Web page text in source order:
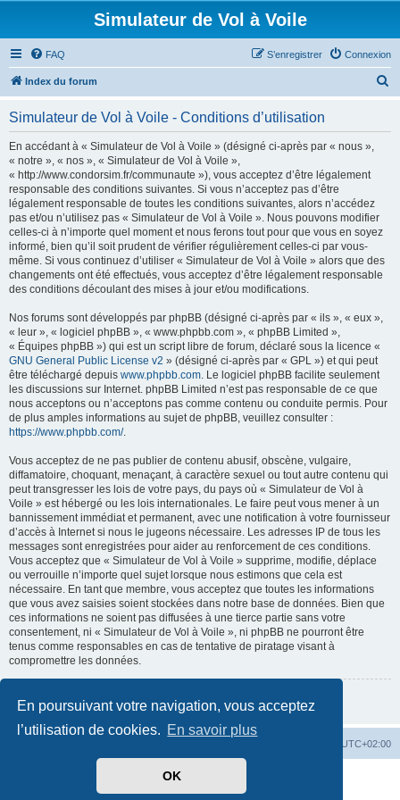
En poursuivant votre navigation, vous acceptez
l’utilisation de cookies. En savoir plus
OK
Simulateur de Vol à Voile
FAQ Connexion
S’enregistrer
Index du forum
Simulateur de Vol à Voile - Conditions d’utilisation
En accédant à « Simulateur de Vol à Voile » (désigné ci-après par « nous »,
« notre », « nos », « Simulateur de Vol à Voile »,
« http://www.condorsim.fr/communaute »), vous acceptez d’être légalement
responsable des conditions suivantes. Si vous n’acceptez pas d’être
légalement responsable de toutes les conditions suivantes, alors n’accédez
pas et/ou n’utilisez pas « Simulateur de Vol à Voile ». Nous pouvons modifier
celles-ci à n’importe quel moment et nous ferons tout pour que vous en soyez
informé, bien qu’il soit prudent de vérifier régulièrement celles-ci par vous-
même. Si vous continuez d’utiliser « Simulateur de Vol à Voile » alors que des
changements ont été effectués, vous acceptez d’être légalement responsable
des conditions découlant des mises à jour et/ou modifications.
Nos forums sont développés par phpBB (désigné ci-après par « ils », « eux »,
« leur », « logiciel phpBB », « www.phpbb.com », « phpBB Limited »,
« Équipes phpBB ») qui est un script libre de forum, déclaré sous la licence «
GNU General Public License v2 » (désigné ci-après par « GPL ») et qui peut
être téléchargé depuis www.phpbb.com. Le logiciel phpBB facilite seulement
les discussions sur Internet. phpBB Limited n’est pas responsable de ce que
nous acceptons ou n’acceptons pas comme contenu ou conduite permis. Pour
de plus amples informations au sujet de phpBB, veuillez consulter :
https://www.phpbb.com/.
Vous acceptez de ne pas publier de contenu abusif, obscène, vulgaire,
diffamatoire, choquant, menaçant, à caractère sexuel ou tout autre contenu qui
peut transgresser les lois de votre pays, du pays où « Simulateur de Vol à
Voile » est hébergé ou les lois internationales. Le faire peut vous mener à un
bannissement immédiat et permanent, avec une notification à votre fournisseur
d’accès à Internet si nous le jugeons nécessaire. Les adresses IP de tous les
messages sont enregistrées pour aider au renforcement de ces conditions.
Vous acceptez que « Simulateur de Vol à Voile » supprime, modifie, déplace
ou verrouille n’importe quel sujet lorsque nous estimons que cela est
nécessaire. En tant que membre, vous acceptez que toutes les informations
que vous avez saisies soient stockées dans notre base de données. Bien que
ces informations ne soient pas diffusées à une tierce partie sans votre
consentement, ni « Simulateur de Vol à Voile », ni phpBB ne pourront être
tenus comme responsables en cas de tentative de piratage visant à
compromettre les données.
Retour à la page précédente
UTC+02:00
phpBB ® Forum Software © phpBB Limited
phpBB-fr.com